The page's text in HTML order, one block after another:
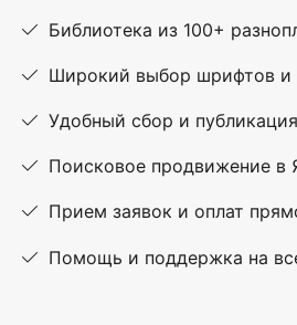
Библиотека из 100+
Широкий выбор шрифтов и
Удобный сбор и
Поисковое продвижение в
Прием заявок и оплат
Помощь и поддержка на